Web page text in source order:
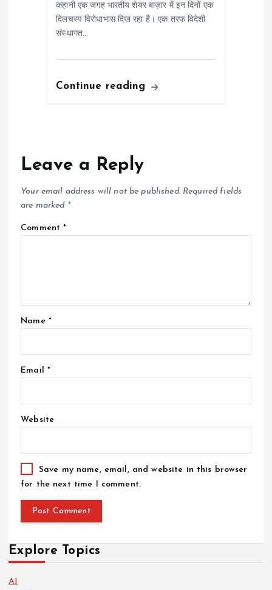
कहानी एक जगह भारतीय शेयर बाज़ार में इन दिनों एक
दिलचस्प विरोधाभास दिख रहा है। एक तरफ विदेशी
संस्थागत…
Continue reading
Leave a Reply
Your email address will not be published. Required fields
are marked *
Comment*
Name *
Email *
Website
Save my name, email, and website in this browser
for the next time I comment.
Explore Topics
AI